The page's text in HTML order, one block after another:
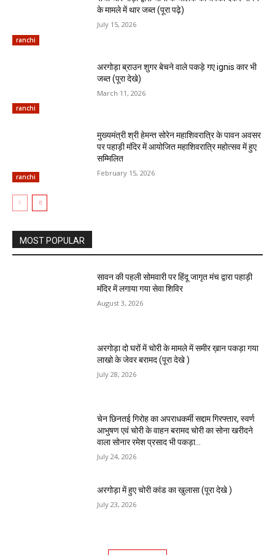
ranchi
के मामले में थार जब्त (पूरा पढ़े)
July 15, 2026
ranchi
अरगोड़ा ब्राउन शुगर बेचने वाले पकड़े गए ignis कार भी
जब्त (पूरा देखे)
March 11, 2026
ranchi
मुख्यमंत्री श्री हेमन्त सोरेन महाशिवरात्रि के पावन अवसर
पर पहाड़ी मंदिर में आयोजित महाशिवरात्रि महोत्सव में हुए
सम्मिलित
February 15, 2026
MOST POPULAR
सावन की पहली सोमवारी पर हिंदू जागृत मंच द्वारा पहाड़ी
मंदिर में लगाया गया सेवा शिविर
August 3, 2026
अरगोड़ा दो घरों में चोरी के मामले में समीर ख़ान पकड़ा गया
लाखो के जेवर बरामद (पूरा देखे )
July 28, 2026
चेन छिनतई गिरोह का अपराधकर्मी सद्दाम गिरफ्तार, स्वर्ण
आभुषण एवं चोरी के वाहन बरामद चोरी का सोना खरीदने
वाला सोनार रमेश प्रसाद भी पकड़ा...
July 24, 2026
अरगोड़ा में हुए चोरी कांड का खुलासा (पूरा देखे )
July 23, 2026